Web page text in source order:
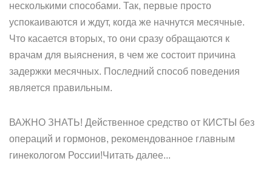
несколькими способами. Так, первые просто
успокаиваются и ждут, когда же начнутся месячные.
Что касается вторых, то они сразу обращаются к
врачам для выяснения, в чем же состоит причина
задержки месячных. Последний способ поведения
является правильным.
ВАЖНО ЗНАТЬ! Действенное средство от КИСТЫ без
операций и гормонов, рекомендованное главным
гинекологом России!Читать далее...